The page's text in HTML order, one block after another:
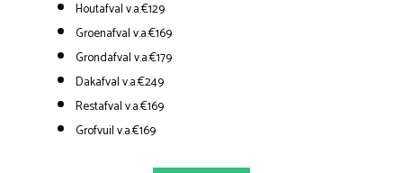
Houtafval v.a.€129
Groenafval v.a.€169
Grondafval v.a.€179
Dakafval v.a.€249
Restafval v.a.€169
Grofvuil v.a.€169